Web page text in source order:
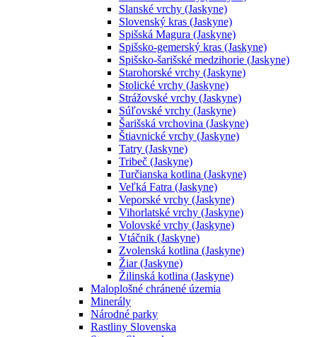
Slanské vrchy (Jaskyne)
Slovenský kras (Jaskyne)
Spišská Magura (Jaskyne)
Spišsko-gemerský kras (Jaskyne)
Spišsko-šarišské medzihorie (Jaskyne)
Starohorské vrchy (Jaskyne)
Stolické vrchy (Jaskyne)
Strážovské vrchy (Jaskyne)
Súľovské vrchy (Jaskyne)
Šarišská vrchovina (Jaskyne)
Štiavnické vrchy (Jaskyne)
Tatry (Jaskyne)
Tribeč (Jaskyne)
Turčianska kotlina (Jaskyne)
Veľká Fatra (Jaskyne)
Veporské vrchy (Jaskyne)
Vihorlatské vrchy (Jaskyne)
Volovské vrchy (Jaskyne)
Vtáčnik (Jaskyne)
Zvolenská kotlina (Jaskyne)
Žiar (Jaskyne)
Žilinská kotlina (Jaskyne)
Maloplošné chránené územia
Minerály
Národné parky
Rastliny Slovenska